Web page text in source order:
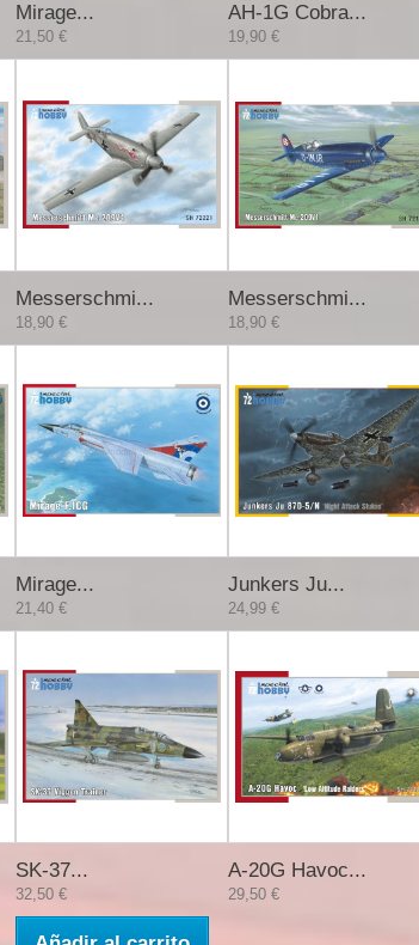
Mirage...
21,50 €
AH-1G Cobra...
19,90 €
Messerschmi...
18,90 €
Messerschmi...
18,90 €
Mirage...
21,40 €
Junkers Ju...
24,99 €
SK-37...
32,50 €
A-20G Havoc...
29,50 €